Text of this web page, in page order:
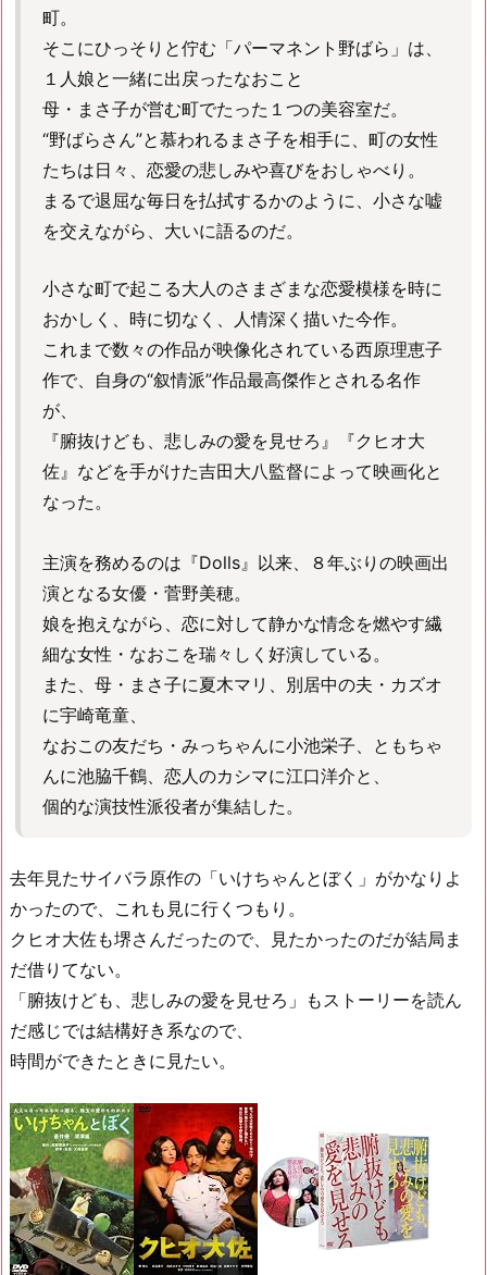
町。
そこにひっそりと佇む「パーマネント野ばら」は、
１人娘と一緒に出戻ったなおこと
母・まさ子が営む町でたった１つの美容室だ。
“野ばらさん”と慕われるまさ子を相手に、町の女性
たちは日々、恋愛の悲しみや喜びをおしゃべり。
まるで退屈な毎日を払拭するかのように、小さな嘘
を交えながら、大いに語るのだ。
小さな町で起こる大人のさまざまな恋愛模様を時に
おかしく、時に切なく、人情深く描いた今作。
これまで数々の作品が映像化されている西原理恵子
作で、自身の“叙情派”作品最高傑作とされる名作
が、
『腑抜けども、悲しみの愛を見せろ』『クヒオ大
佐』などを手がけた吉田大八監督によって映画化と
なった。
主演を務めるのは『Dolls』以来、８年ぶりの映画出
演となる女優・菅野美穂。
娘を抱えながら、恋に対して静かな情念を燃やす繊
細な女性・なおこを瑞々しく好演している。
また、母・まさ子に夏木マリ、別居中の夫・カズオ
に宇崎竜童、
なおこの友だち・みっちゃんに小池栄子、ともちゃ
んに池脇千鶴、恋人のカシマに江口洋介と、
個的な演技性派役者が集結した。
去年見たサイバラ原作の「いけちゃんとぼく」がかなりよ
かったので、これも見に行くつもり。
クヒオ大佐も堺さんだったので、見たかったのだが結局ま
だ借りてない。
「腑抜けども、悲しみの愛を見せろ」もストーリーを読ん
だ感じでは結構好き系なので、
時間ができたときに見たい。